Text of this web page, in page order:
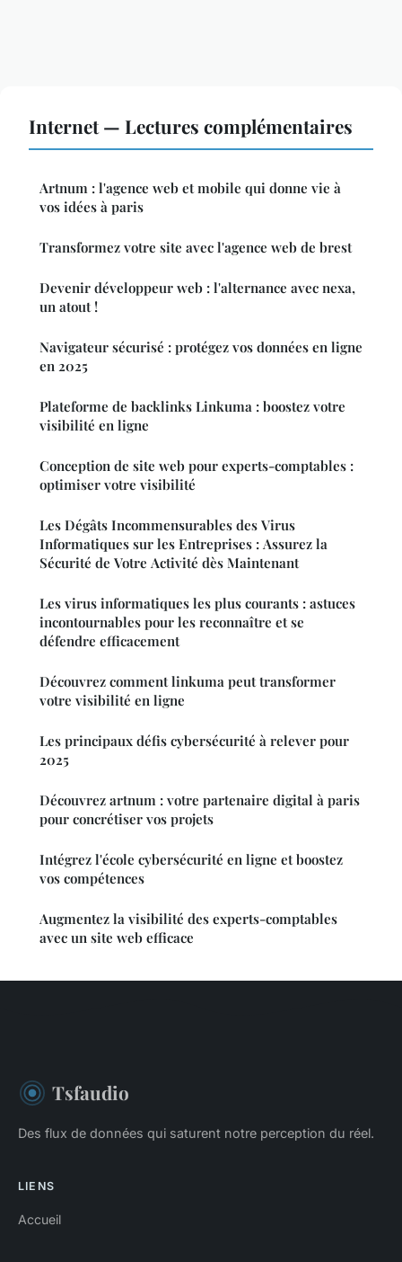
Internet — Lectures complémentaires
Artnum : l'agence web et mobile qui donne vie à
vos idées à paris
Transformez votre site avec l'agence web de brest
Devenir développeur web : l'alternance avec nexa,
un atout !
Navigateur sécurisé : protégez vos données en ligne
en 2025
Plateforme de backlinks Linkuma : boostez votre
visibilité en ligne
Conception de site web pour experts-comptables :
optimiser votre visibilité
Les Dégâts Incommensurables des Virus
Informatiques sur les Entreprises : Assurez la
Sécurité de Votre Activité dès Maintenant
Les virus informatiques les plus courants : astuces
incontournables pour les reconnaître et se
défendre efficacement
Découvrez comment linkuma peut transformer
votre visibilité en ligne
Les principaux défis cybersécurité à relever pour
2025
Découvrez artnum : votre partenaire digital à paris
pour concrétiser vos projets
Intégrez l'école cybersécurité en ligne et boostez
vos compétences
Augmentez la visibilité des experts-comptables
avec un site web efficace
Tsfaudio
Des flux de données qui saturent notre perception du réel.
LIENS
Accueil